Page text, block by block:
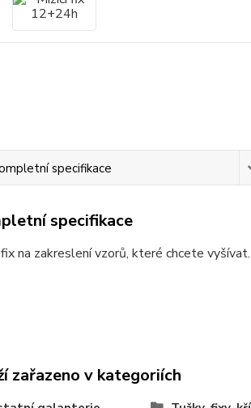
specifikace
specifikace
na zakreslení vzorů, které chcete vyšívat.
zařazeno v kategoriích